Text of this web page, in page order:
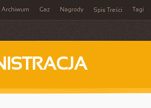
Archiwum Gaz Nagrody Spis Treści Tagi